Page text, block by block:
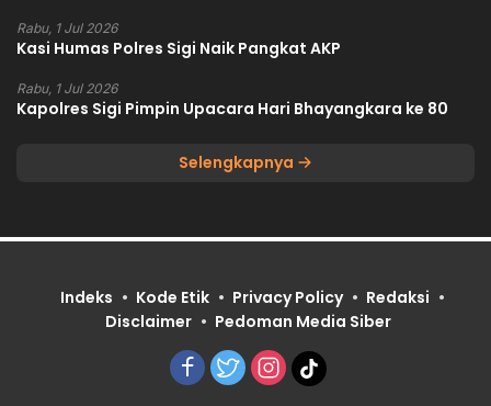
Rabu, 1 Jul 2026
Kasi Humas Polres Sigi Naik Pangkat AKP
Rabu, 1 Jul 2026
Kapolres Sigi Pimpin Upacara Hari Bhayangkara ke 80
Selengkapnya
Indeks Kode Etik Privacy Policy
Redaksi
Disclaimer
Pedoman Media Siber